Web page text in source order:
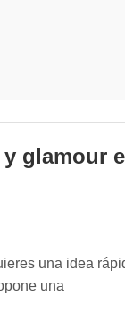
glamour
una idea
una